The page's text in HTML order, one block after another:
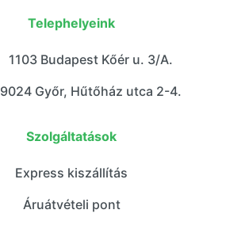
Telephelyeink
9024 Győr, Hűtőház utca 2-4.
1103 Budapest Kőér u. 3/A.
Szolgáltatások
Express kiszállítás
Áruátvételi pont